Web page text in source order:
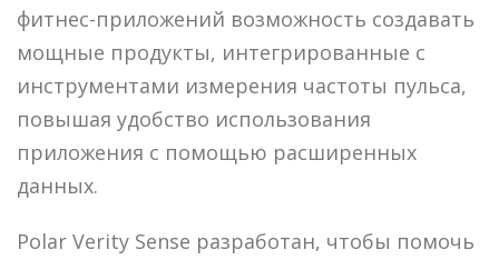
фитнес-приложений возможность создавать
мощные продукты, интегрированные с
инструментами измерения частоты пульса,
повышая удобство использования
приложения с помощью расширенных
данных.
Polar Verity Sense разработан, чтобы помочь